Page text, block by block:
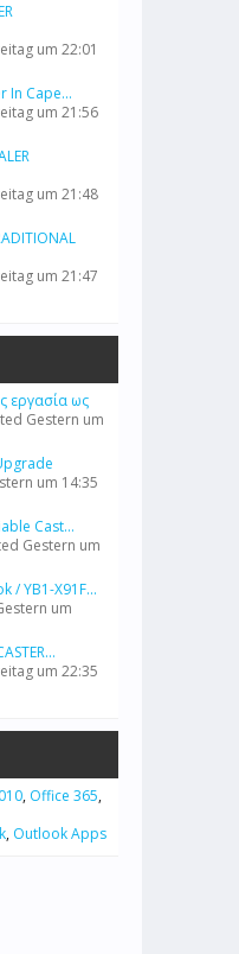
um 22:01
In Cape...
um 21:56
um 21:48
um 21:47
εργασία ως
Gestern um
um 14:35
Cast...
Gestern um
/ YB1-X91F...
um
um 22:35
, Office 365,
, Outlook Apps